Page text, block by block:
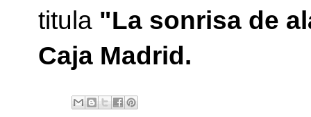
titula "La sonrisa de
Caja Madrid.